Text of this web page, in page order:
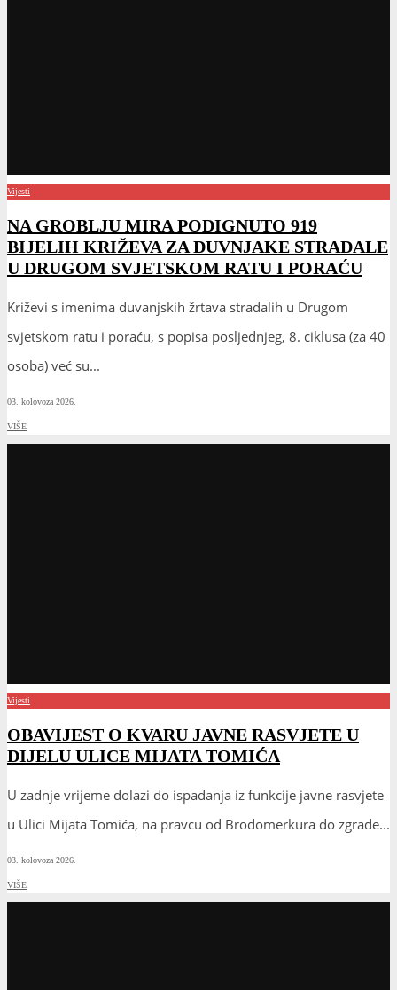
Vijesti
NA GROBLJU MIRA PODIGNUTO 919
BIJELIH KRIŽEVA ZA DUVNJAKE STRADALE
U DRUGOM SVJETSKOM RATU I PORAĆU
Križevi s imenima duvanjskih žrtava stradalih u Drugom
svjetskom ratu i poraću, s popisa posljednjeg, 8. ciklusa (za 40
osoba) već su...
03. kolovoza 2026.
VIŠE
Vijesti
OBAVIJEST O KVARU JAVNE RASVJETE U
DIJELU ULICE MIJATA TOMIĆA
U zadnje vrijeme dolazi do ispadanja iz funkcije javne rasvjete
u Ulici Mijata Tomića, na pravcu od Brodomerkura do zgrade...
03. kolovoza 2026.
VIŠE